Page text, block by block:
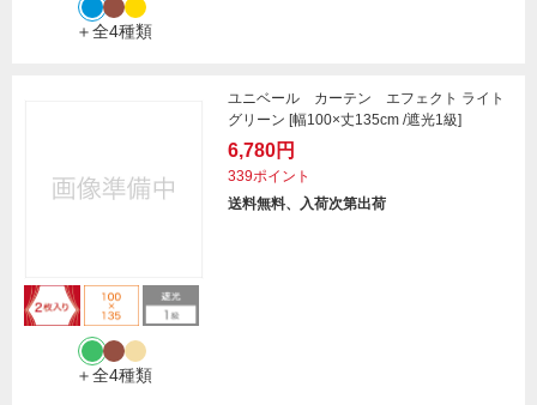
＋全4種類
＋全4種類
ユニベール カーテン エフェクト ライト
グリーン [幅100×丈135cm /遮光1級]
6,780円
339ポイント
送料無料、入荷次第出荷